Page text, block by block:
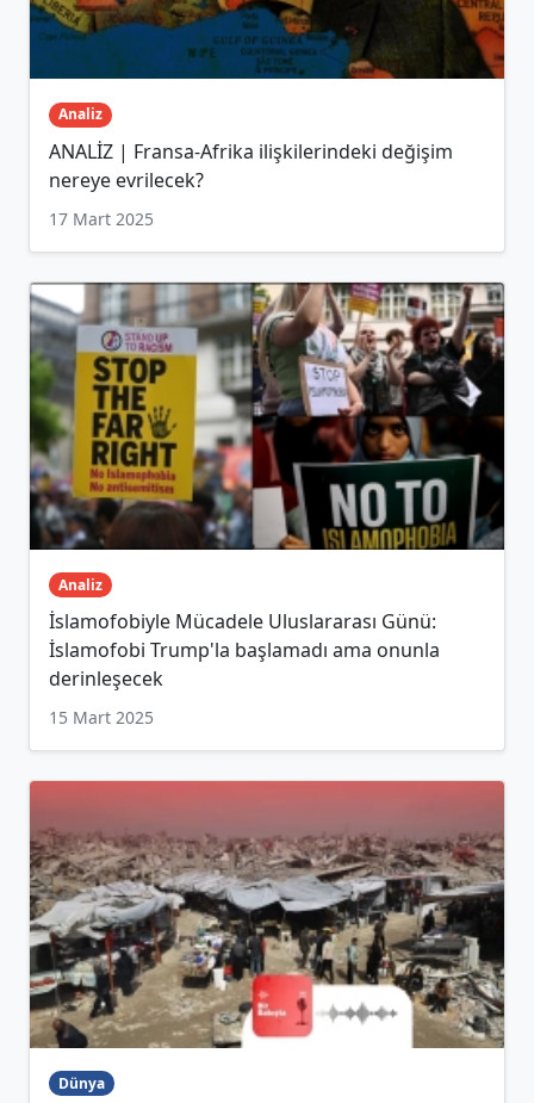
Analiz
ANALİZ | Fransa-Afrika ilişkilerindeki değişim
nereye evrilecek?
17 Mart 2025
Analiz
İslamofobiyle Mücadele Uluslararası Günü:
İslamofobi Trump'la başlamadı ama onunla
derinleşecek
15 Mart 2025
Dünya